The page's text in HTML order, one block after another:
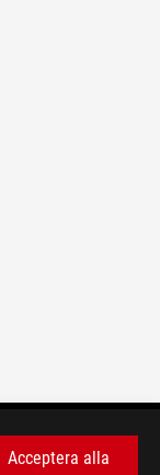
Acceptera alla